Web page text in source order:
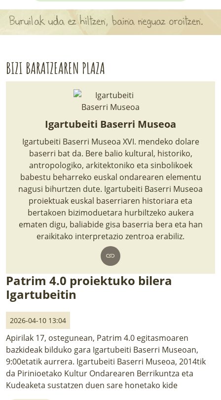
APARTEN MAPA
LURRERAKO BIDE LAGUN
HASI NAHI AL DUZU? 8 URRATS
BIZI BARATZEA LIBURUA
SENDABELARRAK
ETXEKO LANDAREAK
LANDAREPEDIA
ALBISTEAK
LURRAREN AGENDA
uda ez hiltzen, baina neguaz oroitzen.
BIZI BARATZEAREN PLAZA
Igartubeiti Baserri Museoa
Igartubeiti Baserri Museoa XVI. mendeko dolare
baserri bat da. Bere balio kultural, historiko,
antropologiko, arkitektoniko eta sinbolikoek
babestu beharreko euskal ondarearen elementu
nagusi bihurtzen dute. Igartubeiti Baserri Museoa
proiektuak euskal baserriaren historiara eta
bertakoen bizimoduetara hurbiltzeko aukera
ematen digu, baliabide gisa baserria bera eta han
eraikitako interpretazio zentroa erabiliz.
Patrim 4.0 proiektuko bilera
Igartubeitin
2026-04-10 13:04
Apirilak 17, ostegunean, Patrim 4.0 egitasmoaren
bazkideak bilduko gara Igartubeiti Baserri Museoan,
9:00etatik aurrera. Igartubeiti Baserri Museoa, 2014tik
da Pirinioetako Kultur Ondarearen Berrikuntza eta
Kudeaketa sustatzen duen sare honetako kide